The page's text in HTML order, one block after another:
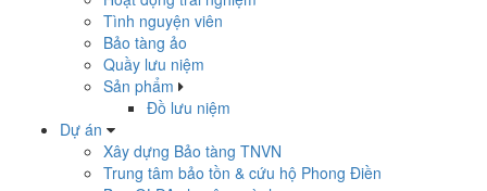
Tình nguyện viên
Bảo tàng ảo
Quầy lưu niệm
Sản phẩm
Đồ lưu niệm
Dự án
Xây dựng Bảo tàng TNVN
Trung tâm bảo tồn & cứu hộ Phong Điền